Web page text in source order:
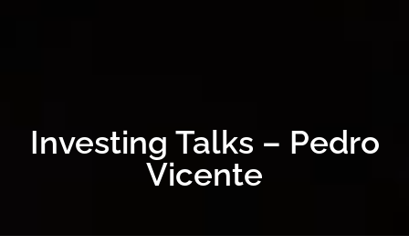
Investing Talks – Pedro
Vicente